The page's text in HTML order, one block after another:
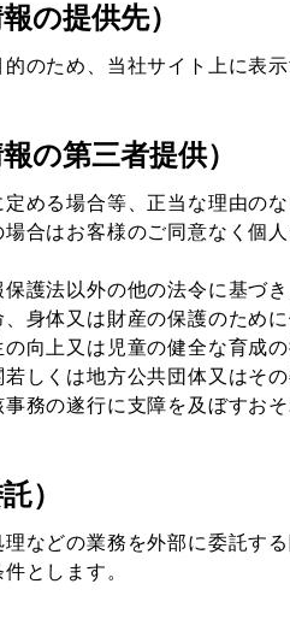
の提供先）
のため、当社サイト上に表
の第三者提供）
める場合等、正当な理由の
合はお客様のご同意なく個
保護法以外の他の法令に基づ
、身体又は財産の保護のため
の向上又は児童の健全な育成
若しくは地方公共団体又はそ
務の遂行に支障を及ぼすおそ
）
などの業務を外部に委託す
とします。